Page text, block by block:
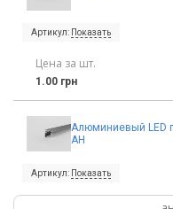
Артикул: Показать
Цена за шт.
1.00 грн
Алюминиевый LED
АН
Артикул: Показать